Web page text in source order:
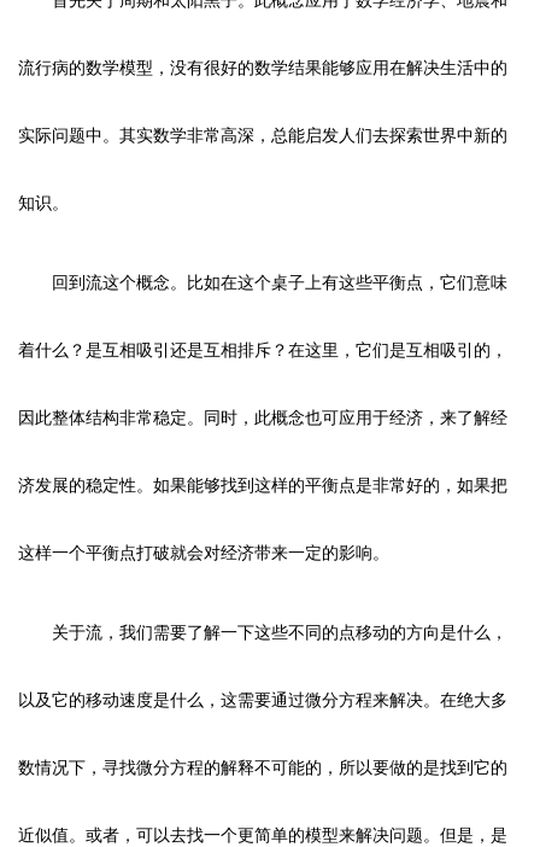
流行病的数学模型，没有很好的数学结果能够应用在解决生活中的
实际问题中。其实数学非常高深，总能启发人们去探索世界中新的
知识。
回到流这个概念。比如在这个桌子上有这些平衡点，它们意味
着什么？是互相吸引还是互相排斥？在这里，它们是互相吸引的，
因此整体结构非常稳定。同时，此概念也可应用于经济，来了解经
济发展的稳定性。如果能够找到这样的平衡点是非常好的，如果把
这样一个平衡点打破就会对经济带来一定的影响。
关于流，我们需要了解一下这些不同的点移动的方向是什么，
以及它的移动速度是什么，这需要通过微分方程来解决。在绝大多
数情况下，寻找微分方程的解释不可能的，所以要做的是找到它的
近似值。或者，可以去找一个更简单的模型来解决问题。但是，是